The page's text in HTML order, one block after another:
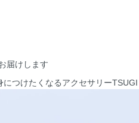
届けします
つけたくなるアクセサリーTSUGI